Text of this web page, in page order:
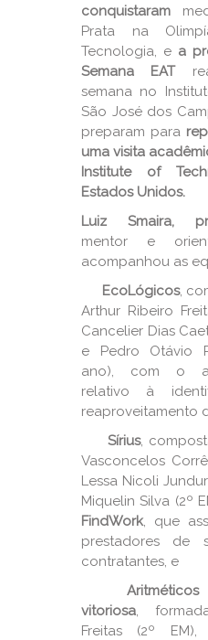
conquistaram
Prata na
Tecnologia, e a
Semana EAT
semana no
São José dos
preparam para
uma visita
Institute of
Estados Unidos.
Luiz Smaira,
mentor e
acompanhou as
EcoLógicos,
Arthur Ribeiro
Cancelier Dias
e Pedro Otávio
ano), com o
relativo à
reaproveitamento
Sírius,
Vasconcelos
Lessa Nicoli
Miquelin Silva (2º
FindWork, que
prestadores de
contratantes, e
vitoriosa,
Freitas (2º